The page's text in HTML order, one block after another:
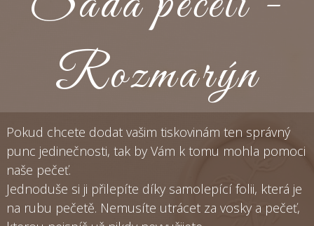
Rozmarýn
Pokud chcete dodat vašim tiskovinám ten správný
punc jedinečnosti, tak by Vám k tomu mohla pomoci
naše pečeť.
Jednoduše si ji přilepíte díky samolepící folii, která je
na rubu pečetě. Nemusíte utrácet za vosky a pečeť,